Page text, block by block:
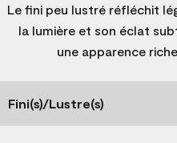
Le fini peu lustré réfléchit
la lumière et son éclat
une apparence
Fini(s)/Lustre(s)